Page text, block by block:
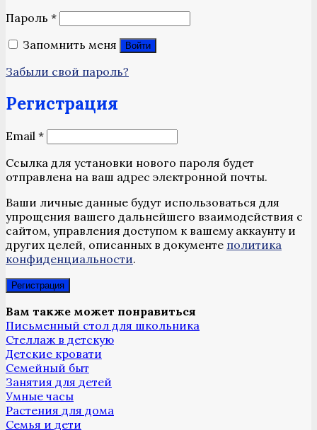
Пароль *Обязательно
Запомнить меня
Войти
Забыли свой пароль?
Регистрация
Email *Обязательно
Ссылка для установки нового пароля будет
отправлена ​​на ваш адрес электронной почты.
Ваши личные данные будут использоваться для
упрощения вашего дальнейшего взаимодействия с
сайтом, управления доступом к вашему аккаунту и
других целей, описанных в документе политика
конфиденциальности.
Регистрация
Вам также может понравиться
Письменный стол для школьника
Стеллаж в детскую
Детские кровати
Семейный быт
Занятия для детей
Умные часы
Растения для дома
Семья и дети